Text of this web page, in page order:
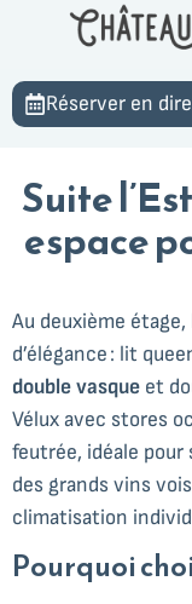
Réserver en
Suite
espace
Au deuxième étage,
d’élégance : lit
double vasque et
Vélux avec stores
feutrée, idéale pour
des grands vins
climatisation
Pourquoi